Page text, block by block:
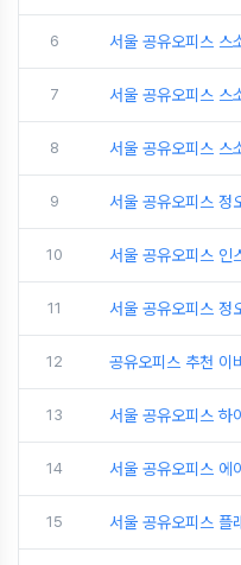
6 서울 공유오피스 스
7 서울 공유오피스 스
8 서울 공유오피스 스
9 서울 공유오피스 정
10 서울 공유오피스 인
11 서울 공유오피스 정
12 공유오피스 추천 이
13 서울 공유오피스 하
14 서울 공유오피스 에
15 서울 공유오피스 플